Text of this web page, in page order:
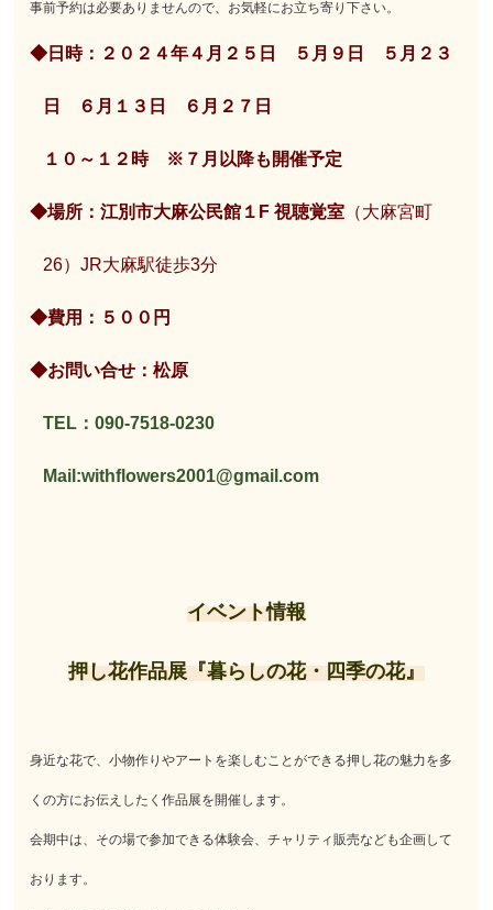
事前予約は必要ありませんので、お気軽にお立ち寄り下さい。
◆日時：２０２４年４月２５日 ５月９日 ５月２３
日 ６月１３日 ６月２７日
１０～１２時 ※７月以降も開催予定
◆場所：江別市大麻公民館１F 視聴覚室（大麻宮町
26）JR大麻駅徒歩3分
◆費用：５００円
◆お問い合せ：松原
TEL：090-7518-0230
Mail:withflowers2001@gmail.com
イベント情報
押し花作品展『暮らしの花・四季の花』
身近な花で、小物作りやアートを楽しむことができる押し花の魅力を多
くの方にお伝えしたく作品展を開催します。
会期中は、その場で参加できる体験会、チャリティ販売なども企画して
おります。